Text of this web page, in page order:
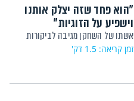
"הוא פחד שזה יצלק אותנו
וישפיע על הזוגיות"
אשתו של השחקן מגיבה לביקורות
זמן קריאה: 1.5 דק'